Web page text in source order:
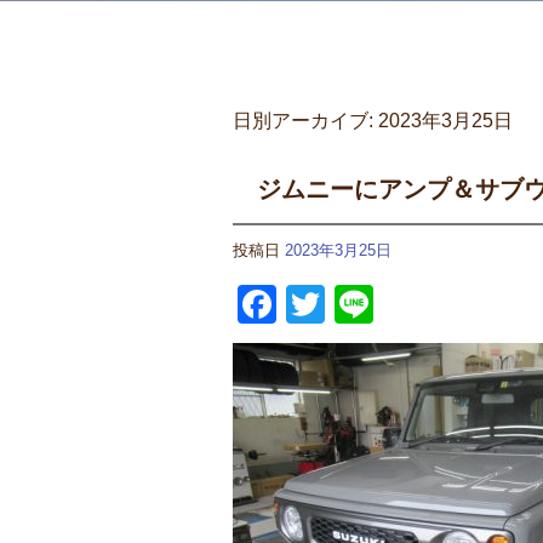
日別アーカイブ: 2023年3月25日
ジムニーにアンプ＆サブ
投稿日 2023年3月25日
Facebook
Twitter